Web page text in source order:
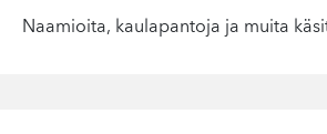
Naamioita, kaulapantoja ja muita